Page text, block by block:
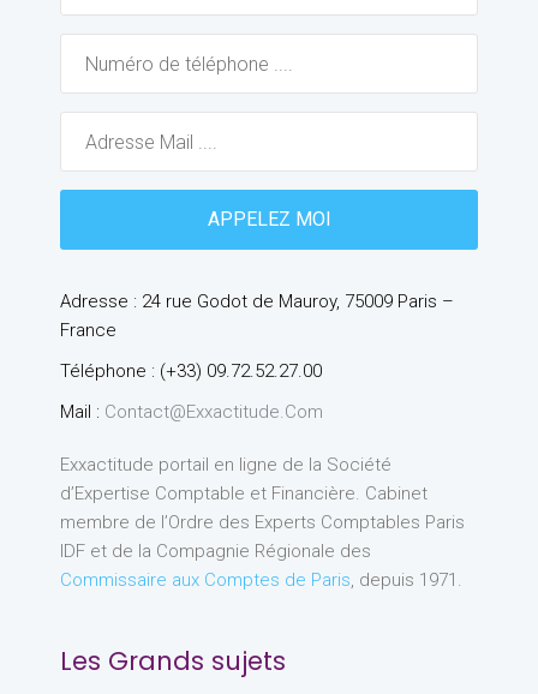
Adresse : 24 rue Godot de Mauroy, 75009 Paris –
France
Téléphone : (+33) 09.72.52.27.00
Mail : Contact@exxactitude.com
Exxactitude portail en ligne de la Société
d’Expertise Comptable et Financière. Cabinet
membre de l’Ordre des Experts Comptables Paris
IDF et de la Compagnie Régionale des
Commissaire aux Comptes de Paris, depuis 1971.
Les Grands sujets